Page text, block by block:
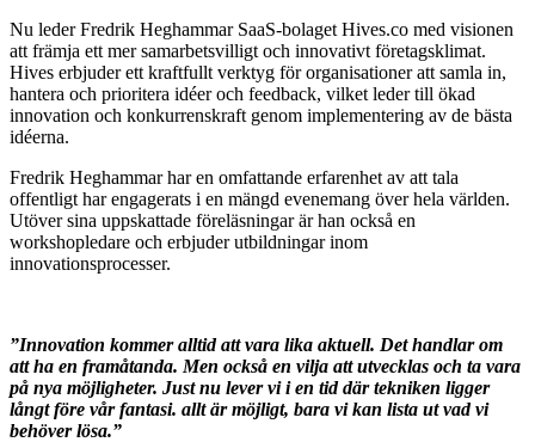
Nu leder Fredrik Heghammar SaaS-bolaget Hives.co med visionen
att främja ett mer samarbetsvilligt och innovativt företagsklimat.
Hives erbjuder ett kraftfullt verktyg för organisationer att samla in,
hantera och prioritera idéer och feedback, vilket leder till ökad
innovation och konkurrenskraft genom implementering av de bästa
idéerna.
Fredrik Heghammar har en omfattande erfarenhet av att tala
offentligt har engagerats i en mängd evenemang över hela världen.
Utöver sina uppskattade föreläsningar är han också en
workshopledare och erbjuder utbildningar inom
innovationsprocesser.
”Innovation kommer alltid att vara lika aktuell. Det handlar om
att ha en framåtanda. Men också en vilja att utvecklas och ta vara
på nya möjligheter. Just nu lever vi i en tid där tekniken ligger
långt före vår fantasi. allt är möjligt, bara vi kan lista ut vad vi
behöver lösa.”